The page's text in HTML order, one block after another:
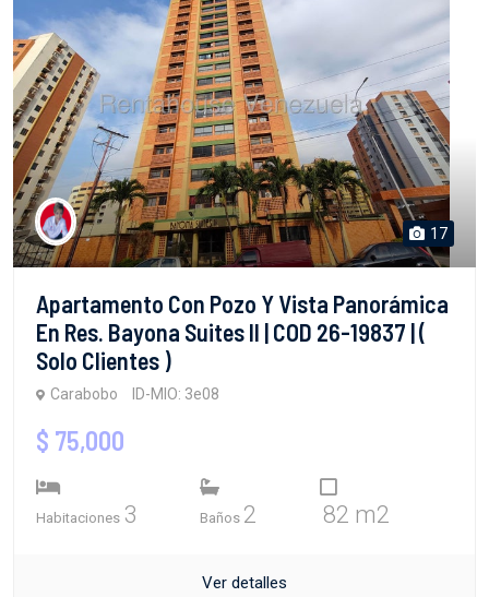
17
Apartamento Con Pozo Y Vista Panorámica
En Res. Bayona Suites II | COD 26-19837 | (
Solo Clientes )
Carabobo ID-MIO: 3e08
$ 75,000
Habitaciones 3 Baños 2 82 m2
Ver detalles